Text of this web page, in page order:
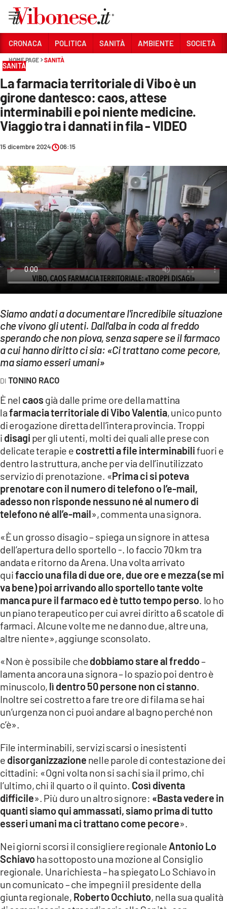
Sezioni
CRONACA
POLITICA
SANITÀ
AMBIENTE
SOCIETÀ
CULTURA
ECONOMIA E LAVORO
EVENTI
SPORT
Streaming
LAC NETWORK
LAC ONAIR
Network
LACPLAY.IT
LACTV.IT
LACONAIR.IT
LACITYMAG.IT
ILREGGINO.IT
COSENZACHANNEL.IT
ILVIBONESE.IT
CATANZAROCHANNEL.IT
LACAPITALENEWS.IT
App
ANDROID
APPLE
CRONACA POLITICA SANITÀ AMBIENTE SOCIETÀ
HOME PAGE SANITÀ
SANITÀ
La farmacia territoriale di Vibo è un
girone dantesco: caos, attese
interminabili e poi niente medicine.
Viaggio tra i dannati in fila - VIDEO
15 dicembre 2024 06:15
Siamo andati a documentare l'incredibile situazione
che vivono gli utenti. Dall'alba in coda al freddo
sperando che non piova, senza sapere se il farmaco
a cui hanno diritto ci sia: «Ci trattano come pecore,
ma siamo esseri umani»
TONINO RACO
È nel caos già dalle prime ore della mattina
lafarmacia territoriale di Vibo Valentia, unico punto
di erogazione diretta dell’intera provincia. Troppi
i disagi per gli utenti, molti dei quali alle prese con
delicate terapie e costretti a file interminabilifuori e
dentro la struttura, anche per via dell’inutilizzato
servizio di prenotazione. «Prima ci si poteva
prenotare con il numero di telefono o l’e-mail,
adesso non risponde nessuno né al numero di
telefono né all’e-mail», commenta una signora.
«È un grosso disagio – spiega un signore in attesa
dell’apertura dello sportello -. Io faccio 70 km tra
andata e ritorno da Arena. Una volta arrivato
quifaccio una fila di due ore, due ore e mezza (se mi
va bene) poi arrivando allo sportello tante volte
manca pure il farmaco ed è tutto tempo perso. Io ho
un piano terapeutico per cui avrei diritto a 6 scatole di
farmaci. Alcune volte me ne danno due, altre una,
altre niente», aggiunge sconsolato.
«Non è possibile chedobbiamo stare al freddo–
lamenta ancora una signora – lo spazio poi dentro è
minuscolo, lì dentro 50 persone non ci stanno.
Inoltre sei costretto a fare tre ore di fila ma se hai
un’urgenza non ci puoi andare al bagno perché non
c’è».
File interminabili, servizi scarsi o inesistenti
e disorganizzazione nelle parole di contestazione dei
cittadini: «Ogni volta non si sa chi sia il primo, chi
l’ultimo, chi il quarto o il quinto. Così diventa
difficile». Più duro un altro signore: «Basta vedere in
quanti siamo qui ammassati, siamo prima di tutto
esseri umani ma ci trattano come pecore».
Nei giorni scorsi il consigliere regionale Antonio Lo
Schiavoha sottoposto una mozione al Consiglio
regionale. Una richiesta – ha spiegato Lo Schiavo in
un comunicato – che impegni il presidente della
giunta regionale, Roberto Occhiuto, nella sua qualità